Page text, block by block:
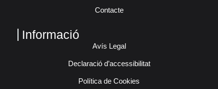
Contacte
Informació
Avís Legal
Declaració d’accessibilitat
Política de Cookies